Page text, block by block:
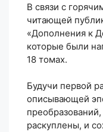
В связи с
читающей
«Дополнения к
которые были
18 томах.
Будучи первой
описывающей
раскуплены, и